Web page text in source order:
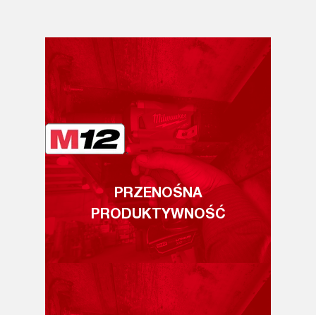
PRZENOŚNA
PRODUKTYWNOŚĆ